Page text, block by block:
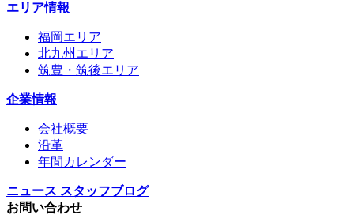
エリア情報
福岡エリア
北九州エリア
筑豊・筑後エリア
企業情報
会社概要
沿革
年間カレンダー
ニュース スタッフブログ
お問い合わせ